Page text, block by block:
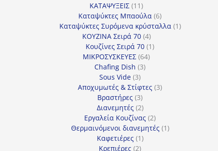
ΚΑΤΑΨΥΞΕΙΣ 1111
προϊόντα
Καταψύκτες Μπαούλα 66
προϊόντα
Καταψύκτες Συρόμενα κρύσταλλα 11
ΚΟΥΖΙΝΑ Σειρά 70 44
προϊόντα
Κουζίνες Σειρά 70 11
ΜΙΚΡΟΣΥΣΚΕΥΕΣ 6464
Chafing Dish 33
Sous Vide 33
προϊόντα
Αποχυμωτές & Στίφτες 33
Βραστήρες 33
προϊόντα
Διανεμητές 22
προϊόντα
Εργαλεία Κουζίνας 22
προϊόντα
Θερμαινόμενοι διανεμητές 11
Καφετιέρες 11
προϊόν
Κρεπιέρες 22